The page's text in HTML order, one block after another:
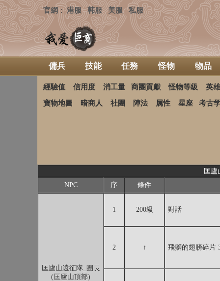
官網 ：港服 韩服 美服 私服
傭兵 技能 任務 怪物 物品
經驗值 信用度 消工量 商團貢獻 怪物等級 英
寶物地圖 暗商人 社團 陣法 属性 星座 考古
匡廬
NPC
序 條件
匡廬山遠征隊_團長
(匡廬山頂部)
1 200級 對話
2 ↑ 飛獅的翅膀碎片